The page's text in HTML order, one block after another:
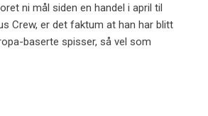
ni mål siden en handel i april til
Crew, er det faktum at han har blitt
baserte spisser, så vel som